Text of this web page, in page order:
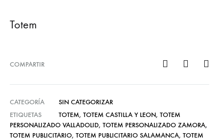
Totem
COMPARTIR
CATEGORÍA
SIN CATEGORIZAR
ETIQUETAS
TOTEM, TOTEM CASTILLA Y LEON, TOTEM
PERSONALIZADO VALLADOLID, TOTEM PERSONALIZADO ZAMORA,
TOTEM PUBLICITARIO, TOTEM PUBLICITARIO SALAMANCA, TOTEM